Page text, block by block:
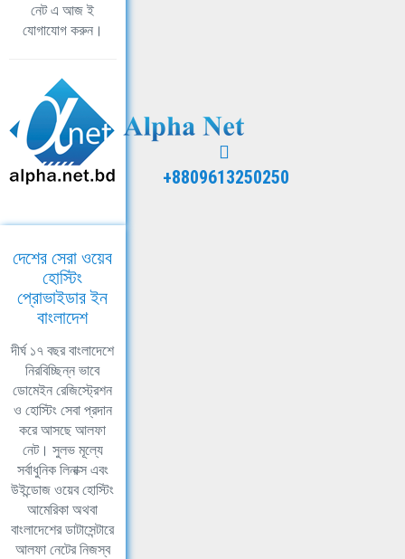
নেট এ আজ ই
যোগাযোগ করুন।
+8809613250250
দেশের সেরা ওয়েব
হোস্টিং
প্রোভাইডার ইন
বাংলাদেশ
দীর্ঘ ১৭ বছর বাংলাদেশে
নিরবিচ্ছিন্ন ভাবে
ডোমেইন রেজিস্ট্রেশন
ও হোস্টিং সেবা প্রদান
করে আসছে আলফা
নেট। সুলভ মূল্যে
সর্বাধুনিক লিনাক্স এবং
উইন্ডোজ ওয়েব হোস্টিং
আমেরিকা অথবা
বাংলাদেশের ডাটাসেন্টারে
আলফা নেটের নিজস্ব